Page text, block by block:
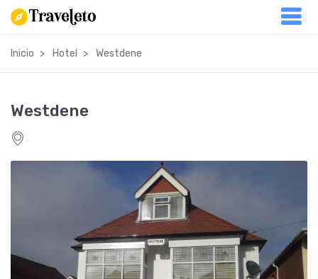
Inicio Hotel Westdene
Westdene